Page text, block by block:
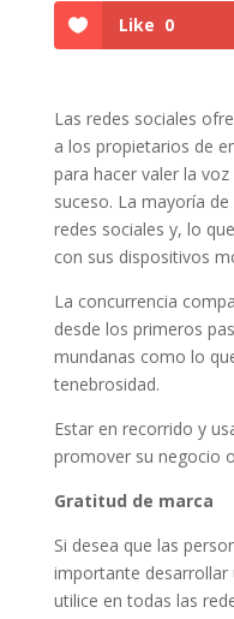
Like 0
Las redes sociales
a los propietarios de
para hacer valer la
suceso. La mayoría
redes sociales y, lo
con sus dispositivos
La concurrencia
desde los primeros
mundanas como lo
tenebrosidad.
Estar en recorrido y
promover su negocio
Gratitud de marca
Si desea que las
importante desarrollar
utilice en todas las